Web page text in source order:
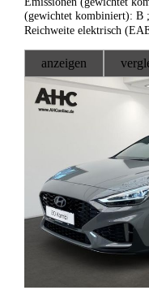
(gewichtet kombiniert): B ;
Reichweite elektrisch
anzeigen